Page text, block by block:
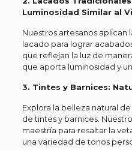
Luminosidad Similar al
Nuestros artesanos aplican
lacado para lograr
que reflejan la luz de
que aporta luminosidad y
3. Tintes y Barnices:
Explora la belleza natural
de tintes y barnices.
maestría para resaltar la
una variedad de tonos